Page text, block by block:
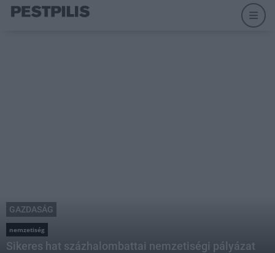
GAZDASÁG
nemzetiség
Sikeres hat százhalombattai nemzetiségi pályázat